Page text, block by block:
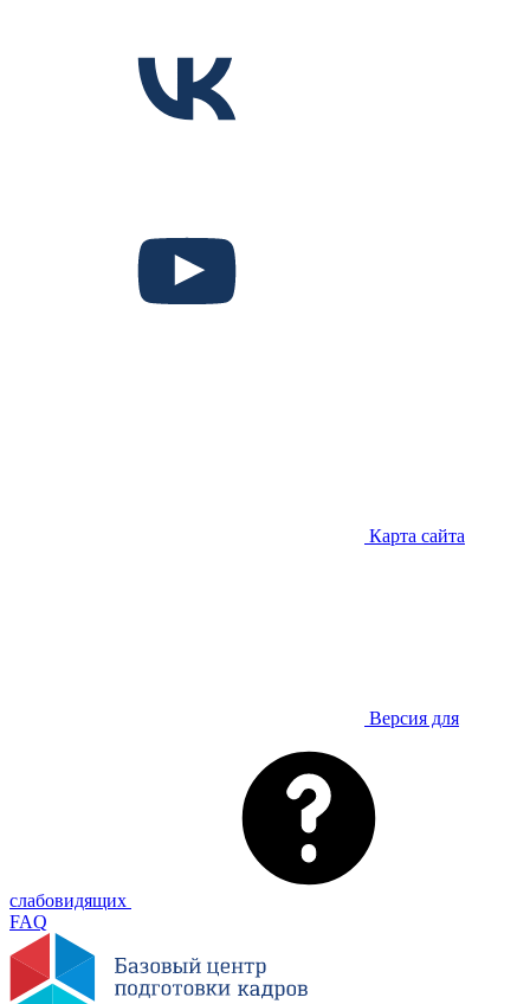
Карта сайта
Версия для
слабовидящих
FAQ